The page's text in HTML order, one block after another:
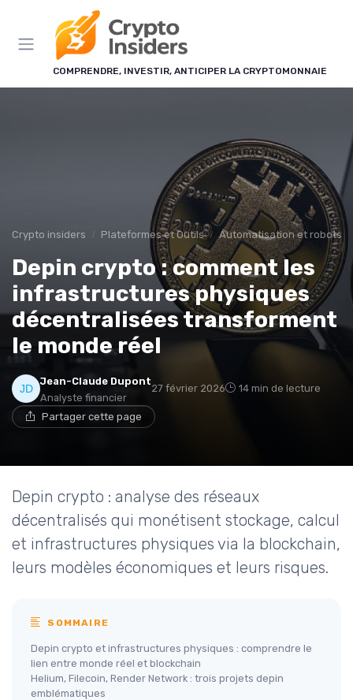
COMPRENDRE, INVESTIR, ANTICIPER LA CRYPTOMONNAIE
Crypto insiders Plateformes et Outils Automatisation et robots
Depin crypto : comment les
infrastructures physiques
décentralisées transforment
le monde réel
Jean-Claude Dupont
Analyste financier
27 février 2026 14 min de lecture
Partager cette page
Depin crypto : analyse des réseaux
décentralisés qui monétisent stockage, calcul
et infrastructures physiques via la blockchain,
leurs modèles économiques et leurs risques.
SOMMAIRE
Depin crypto et infrastructures physiques : comprendre le
lien entre monde réel et blockchain
Helium, Filecoin, Render Network : trois projets depin
emblématiques
Panneau de gestion des cookies